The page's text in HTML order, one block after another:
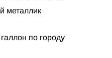
металлик
по городу